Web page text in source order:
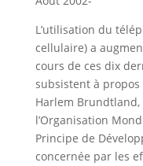
L’utilisation du
cellulaire) a
cours de ces dix
subsistent à
Harlem
l’Organisation
Principe de
concernée par les